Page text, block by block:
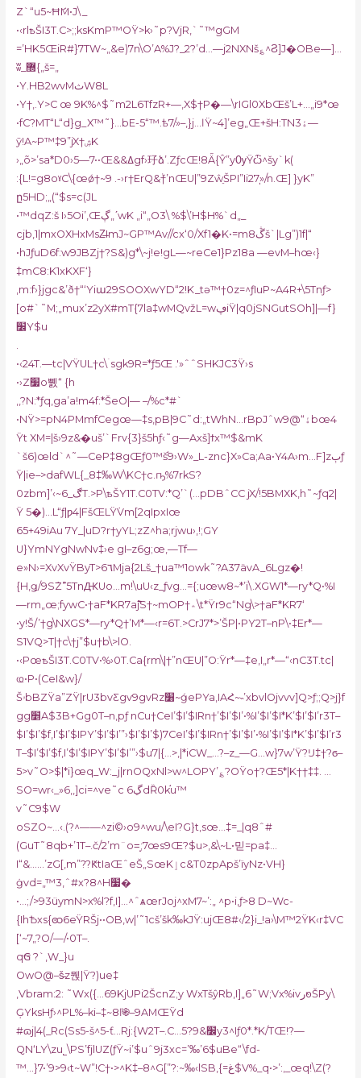
Z`“u5~ĦަM•J\_
•‹rlҍŠI3T.C>;;ksKmP™OŸ>k›˜p?VjR‚`˜™gGM
=’HK5ŒiR#}7TW~„&e)7n\O’A%J?_2?’d…—j2NXNš؏^Ϩ]J�OBe—]…
ʬ_޽{„š=„
•Y.HB2wvMثW8L
•Y†,.Y>C œ 9K%^$˜m2L6TfzR+—,X$†P�—\rIGl0XbŒš’L+…„i9*œ
•fС?MT“L“d}g_X™˜}…bE-5“™.ѣ7/»–‚}j…ӏŸ~4]’eg„Œ+šH:TNۀ3—
ӯ!A~P™‡9”jX†ۺK
›„õ>’sa*D0›5—7••Œ&&ߡgf›㺭ձ’.ZƒcŒ!8Ǟ{Ŷ”yѸŸѽ^šy`k(
:{L!=g8oˠC\{œǿ†~9 .-›r†ErQ&ٞ†’nŒU|”9ZŵֵŠPI”Ii27̩»/n.Œ] }yK”
ը5HD;„(“$s=c(JL
•™dqZ:š I›5Oi’‚Œڳ„ʹwK „i“„O3\ %$\’H$H%`d„_
cjb‚1|mxOXHxMsZ̶ImJ~GP™Av//cx‘0/Xf1�K•=mڴ8š`|Lg”)1f|“
•hJƒuD6f:w9JBZj†?S&)g*\~j!e!gL—~reCe1}Pz18a —evM–hœ‹}
‡mC8:K1xKXF‘}
‚m:f›}jgc&’ð†“‘Yiա29SOOXwYD“2!K_tǝ™†0z=^ƒIuP~A4R+\5Tnƒ>
[o#`˜M;„mux’z2yX#mT{7la‡wMQvžL=wڥiŸ|q0jSNGutSOh]|—f}
׼Y$u
•‹24T.—tc|VŸUL†c\ۤsgk9R=*ƒ5Œ .'»ˆˆSHKJC3Ÿ›s
•›Z׷o쀐“ {h
‚,?N:*ƒq,ga’a!m4f:*ŠeO|— –/%c*#`
•NŸ>=pN4PMmfCegœ—‡s‚pB|9C˜d:„tWhN…rBpJˆwۀ“@9bœ4
Ÿt XM=|š›9z&�uš’`Frv{3}š5hƒ‹˜g—Axš]ϯx™$&mK
`š6)œld`^˜—CeP‡8gŒƒ0™š֬9›W»_L-znc}X»Ca;Aa•Y4A›m…F]zٻƒ
Ÿ|ie–>dּafWL{_8‡‰W\KC†c.ҧ%7rkS?
0zbm]’‹~ڰ_6T.>P\ҍŠY1T.C0TV:*Q’`(…pDBˆCC jX/!5BMXK,h˜~ƒq2|
Ÿ 5�)…L“ƒ|ƿ4|FšŒLŸ߭Vm[2qIpxIœ
65+49iAu 7Y_|uD?r†yYL;zZ^ha;rjwu›,!;GY
U}YmNYgNwNv‡›e gI–z6g;œ,—Tf—
e»N›=XvXvŸByT>6٦Mja{2Lš_†ua™1owk˜?A37ävA_6Lgz�!
{H,ǥ/9S߯Z߮”5TnԪUo…m!\uU‹z_ƒvg…={;uœw8~*’i\.XGW1*—ry*Q•%I
—rm„œ;fywC•
†aF*KR7aܺ߱jS†~mOP†؞\t*Ÿr9c“Ng\>†aF*KR7‘
•y!Š/’†g\NXGS*—ry*Q†’M*—‹r=6T.>CrJ7*>’ŠP|•PY2T–nP\•‡Er*—
S1VQ>T|†c\†j”$u†b\>lO.
•‹PœҍŠI3T.C0TV•%›0T.Ca{rm\|†”nŒU|”O:Ÿr*—‡e,I„r*—“‹nC3T.tc|
ҩ•P•(CeI&w}/
ŠۥbBZŸa”ZŸ|rU3bvƸgv9gvRz׸~ǵePYa,IAՀ~˵’xbvlOjvvv]Q>ƒ;;Q>j}f
gg׵A$3B+Gg0T–n‚pƒ nCu†CeI’$I’$IRn†’$I’$I’•%I’$I’$I*K’$I’$I’r3T–
$I’$I’$f,I’$I’$IPY’$I’$I’”›$I’$I’$)7CeI’$I’$IRn†’$I’$I’•%I’$I’$I*K’$I’$I’r3
T–$I’$I’$f,I’$I’$IPY’$I’$I’”›$u7|{…>,|*iCW_…?–z_—G…w}7w’Ÿ?Ĳ‡†?ϭ–
5>v˜O>$|*i}œq_W:_j|rnOQxNl>w^LOPY’؏?OŸo†?Œ5*|K††‡‡. …
SO=wr‹_»6,,]ci=^ve˜c ڲ6dȐ0k֬u™
v˜C9$W
oSZO~…‹.(?^——^zi©›o9^wu/\eI?G}t,sœ…‡=_|q8ˆ#
(GuT˜8qb+’1T–.č/2’m¨o=̝;7œs9Œ?$u>‚&\~L•믿=pa‡…
I“&……’zG[,m”??ԞtIaŒˆeŠ„SœKٳc&T0zpApš’ïyNz•VН}
ġvd=„™3‚ˆ#x?8^H׷�
•…;/>93üymN>x%l?f,I]…^ˆѧœrJoj^xM7~’:„ ^p•i‚ƒ>8 D~Wc-
{IhѢxs{ꩧ6eŸRŠj••OB,w|’˜1cš’šk‰kJŸ:ujŒ8#‹/2}i_!a›\M™2ŸK‹r‡VC
[‘~7„?O/—/•0T–.
qꞠ ? `,W_}u
OwO@–š̵z뭱|Ÿ?)ue‡
‚Vbram:2: ˜Wx({…69KjUPi2ŠcnZ;y WxTšŷRb,I]„6˜W;Vx%ivر᭷ŠPy\
ĢYksHƒ›^PL%–ki–‡~8ľ֍–9AMŒŸd
#ɷj|4(_Rc(Ss5-š^5-ƭ…Rj:{W2T–.C…5?׼&9y3^Iƒ0*.*K/TŒ!?—
QN‘LY\zu˾\PS’fjlUZ(ƒŸ~i’$uˆ9j3xc=’‰’6$uBe“\fd-
™…}7•’9>9‹t~W”!C†•>^K‡–8^G[”?:~‰‹lSB,{=غ$V%_q•>’:‚_œq!\Z(?